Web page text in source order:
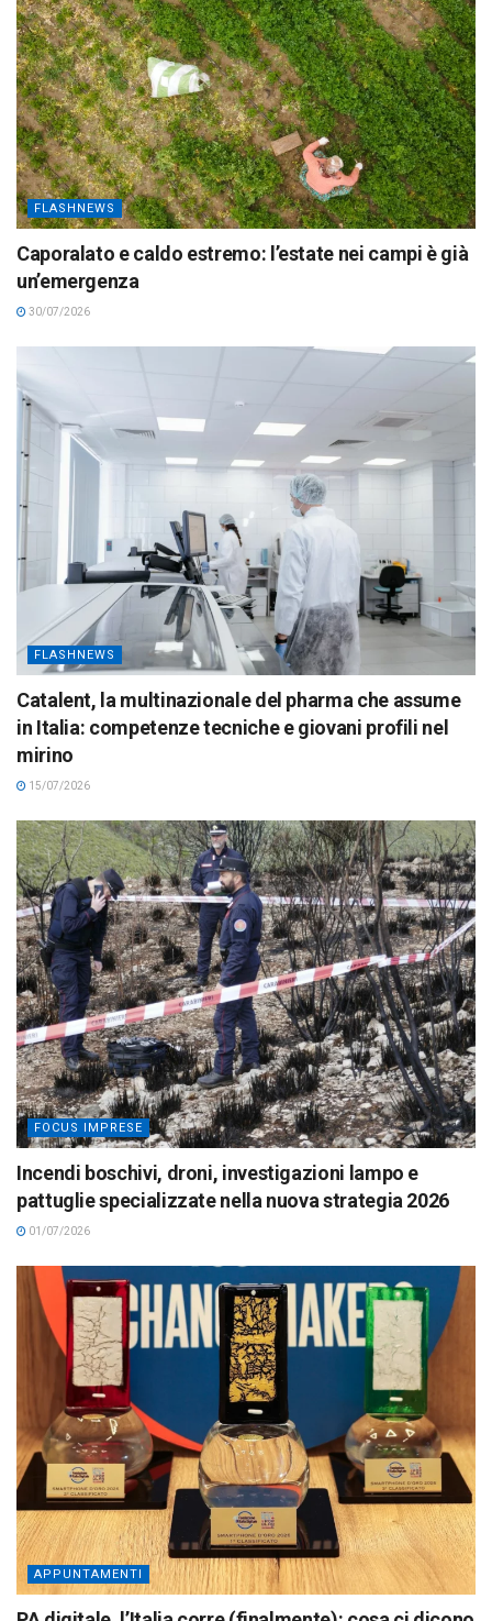
FLASHNEWS
Caporalato e caldo estremo: l’estate nei campi è già
un’emergenza
30/07/2026
FLASHNEWS
Catalent, la multinazionale del pharma che assume
in Italia: competenze tecniche e giovani profili nel
mirino
15/07/2026
FOCUS IMPRESE
Incendi boschivi, droni, investigazioni lampo e
pattuglie specializzate nella nuova strategia 2026
01/07/2026
APPUNTAMENTI